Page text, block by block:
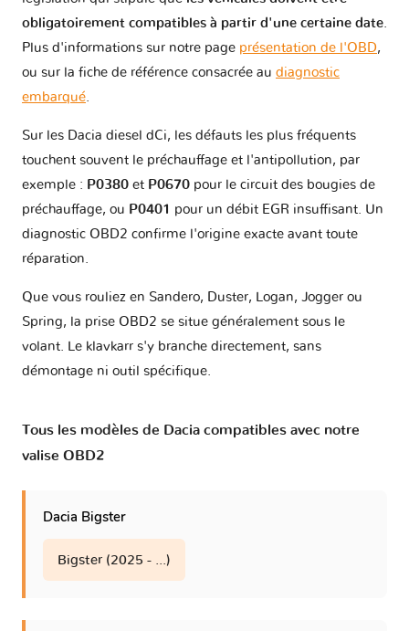
obligatoirement compatibles à partir d'une certaine date.
Plus d'informations sur notre page présentation de l'OBD,
ou sur la fiche de référence consacrée au diagnostic
embarqué.
Sur les Dacia diesel dCi, les défauts les plus fréquents
touchent souvent le préchauffage et l'antipollution, par
exemple : P0380 et P0670 pour le circuit des bougies de
préchauffage, ou P0401 pour un débit EGR insuffisant. Un
diagnostic OBD2 confirme l'origine exacte avant toute
réparation.
Que vous rouliez en Sandero, Duster, Logan, Jogger ou
Spring, la prise OBD2 se situe généralement sous le
volant. Le klavkarr s'y branche directement, sans
démontage ni outil spécifique.
Tous les modèles de Dacia compatibles avec notre
valise OBD2
Dacia Bigster
Bigster (2025 - ...)